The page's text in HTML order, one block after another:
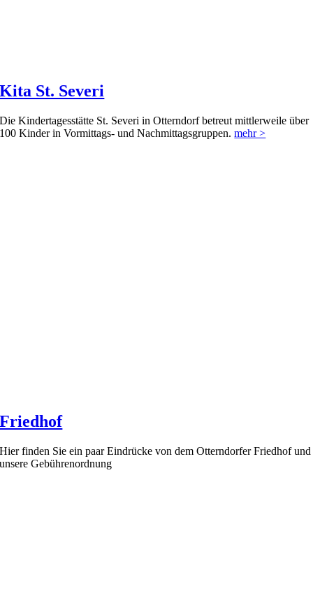
Kita St. Severi
Die Kindertagesstätte St. Severi in Otterndorf betreut mittlerweile über
100 Kinder in Vormittags- und Nachmittagsgruppen.mehr >
Friedhof
Hier finden Sie ein paar Eindrücke von dem Otterndorfer Friedhof und
unsere Gebührenordnung